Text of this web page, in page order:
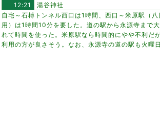
12:21
湯谷神社
自宅～石榑トンネル西口は1時間、西口～米原駅（
用）は1時間10分を要した。道の駅から永源寺まで
れて時間を使った。米原駅なら時間的にやや不利だ
利用の方が良さそう。なお、永源寺の道の駅も火曜